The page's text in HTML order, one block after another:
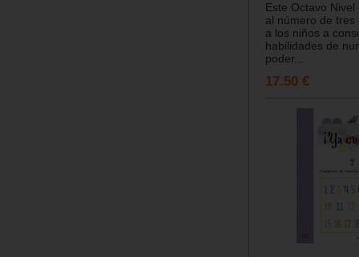
Este Octavo
al número de tres
a los niños a
habilidades de
poder...
17.50 €